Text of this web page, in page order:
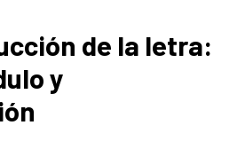
de la letra:
y